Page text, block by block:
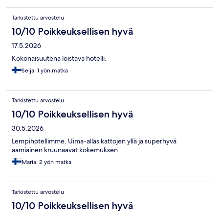
Tarkistettu arvostelu
10/10 Poikkeuksellisen hyvä
17.5.2026
Kokonaisuutena loistava hotelli.
Seija, 1 yön matka
Tarkistettu arvostelu
10/10 Poikkeuksellisen hyvä
30.5.2026
Lempihotellimme. Uima-allas kattojen yllä ja superhyvä
aamiainen kruunaavat kokemuksen.
Maria, 2 yön matka
Tarkistettu arvostelu
10/10 Poikkeuksellisen hyvä